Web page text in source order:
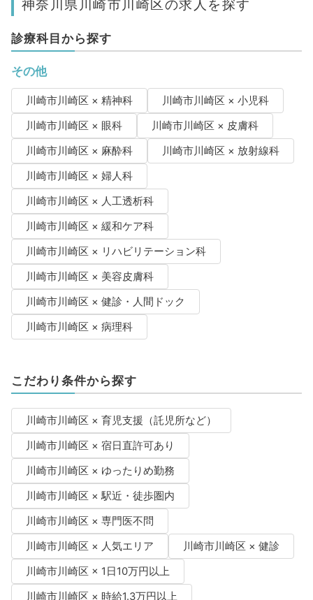
神奈川県川崎市川崎区の求人を探す
診療科目から探す
その他
川崎市川崎区 × 精神科
川崎市川崎区 × 小児科
川崎市川崎区 × 眼科
川崎市川崎区 × 皮膚科
川崎市川崎区 × 麻酔科
川崎市川崎区 × 放射線科
川崎市川崎区 × 婦人科
川崎市川崎区 × 人工透析科
川崎市川崎区 × 緩和ケア科
川崎市川崎区 × リハビリテーション科
川崎市川崎区 × 美容皮膚科
川崎市川崎区 × 健診・人間ドック
川崎市川崎区 × 病理科
こだわり条件から探す
川崎市川崎区 × 育児支援（託児所など）
川崎市川崎区 × 宿日直許可あり
川崎市川崎区 × ゆったりめ勤務
川崎市川崎区 × 駅近・徒歩圏内
川崎市川崎区 × 専門医不問
川崎市川崎区 × 人気エリア
川崎市川崎区 × 健診
川崎市川崎区 × 1日10万円以上
川崎市川崎区 × 時給1.3万円以上